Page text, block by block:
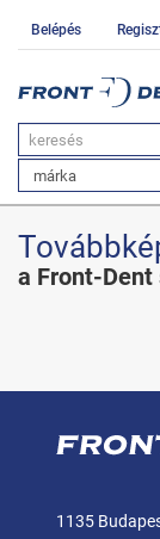
Belépés
a Front-Dent
1135